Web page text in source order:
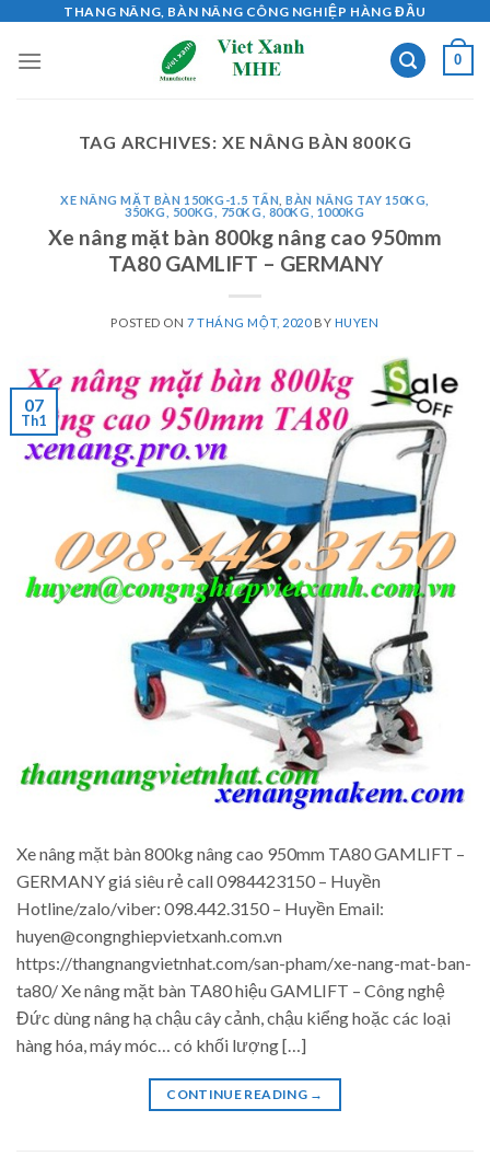
content
THANG NÂNG, BÀN NÂNG CÔNG NGHIỆP HÀNG ĐẦU
0
TAG ARCHIVES: XE NÂNG BÀN 800KG
XE NÂNG MẶT BÀN 150KG-1.5 TẤN ,BÀN NÂNG TAY 150KG,
350KG, 500KG, 750KG, 800KG, 1000KG
Xe nâng mặt bàn 800kg nâng cao 950mm
TA80 GAMLIFT – GERMANY
POSTED ON 7 THÁNG MỘT, 2020BY HUYEN
07
Th1
Xe nâng mặt bàn 800kg nâng cao 950mm TA80 GAMLIFT –
GERMANY giá siêu rẻ call 0984423150 – Huyền
Hotline/zalo/viber: 098.442.3150 – Huyền Email:
huyen@congnghiepvietxanh.com.vn
https://thangnangvietnhat.com/san-pham/xe-nang-mat-ban-
ta80/ Xe nâng mặt bàn TA80 hiệu GAMLIFT – Công nghệ
Đức dùng nâng hạ chậu cây cảnh, chậu kiểng hoặc các loại
hàng hóa, máy móc… có khối lượng […]
CONTINUE READING →